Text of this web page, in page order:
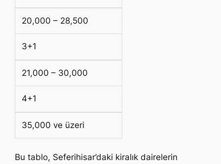
20,000 – 28,500
3+1
21,000 – 30,000
4+1
35,000 ve üzeri
Bu tablo, Seferihisar’daki kiralık dairelerin